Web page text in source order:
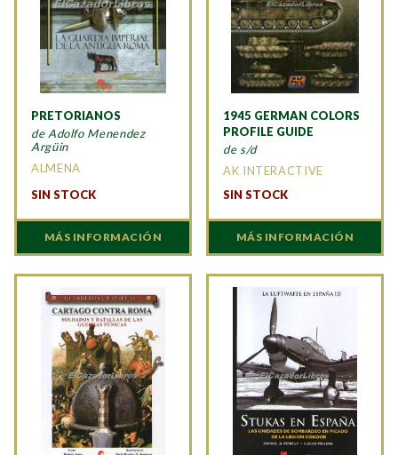
PRETORIANOS
de Adolfo Menendez
Argüin
ALMENA
SIN STOCK
MÁS INFORMACIÓN
1945 GERMAN COLORS
PROFILE GUIDE
de s/d
AK INTERACTIVE
SIN STOCK
MÁS INFORMACIÓN